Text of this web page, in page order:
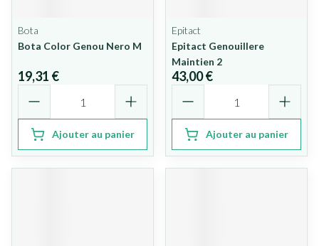
Bota
Bota Color Genou Nero M
19,31 €
Ajouter au panier
Epitact
Epitact Genouillere
Maintien 2
43,00 €
Ajouter au panier